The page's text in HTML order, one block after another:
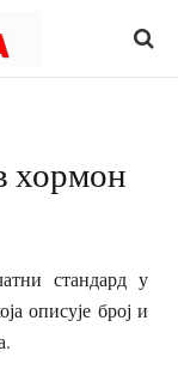
стандард у
описује број и